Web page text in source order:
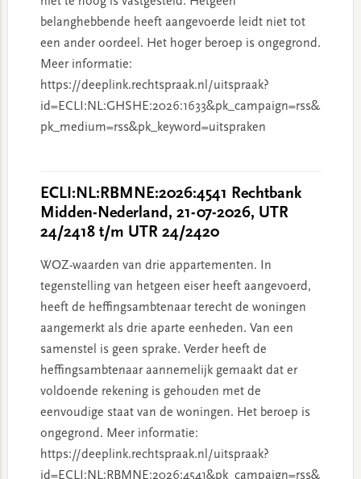
belanghebbende heeft aangevoerde leidt niet tot
een ander oordeel. Het hoger beroep is ongegrond.
Meer informatie:
https://deeplink.rechtspraak.nl/uitspraak?
id=ECLI:NL:GHSHE:2026:1633&pk_campaign=rss&
pk_medium=rss&pk_keyword=uitspraken
ECLI:NL:RBMNE:2026:4541 Rechtbank
Midden-Nederland, 21-07-2026, UTR
24/2418 t/m UTR 24/2420
WOZ-waarden van drie appartementen. In
tegenstelling van hetgeen eiser heeft aangevoerd,
heeft de heffingsambtenaar terecht de woningen
aangemerkt als drie aparte eenheden. Van een
samenstel is geen sprake. Verder heeft de
heffingsambtenaar aannemelijk gemaakt dat er
voldoende rekening is gehouden met de
eenvoudige staat van de woningen. Het beroep is
ongegrond. Meer informatie:
https://deeplink.rechtspraak.nl/uitspraak?
id=ECLI:NL:RBMNE:2026:4541&pk_campaign=rss&